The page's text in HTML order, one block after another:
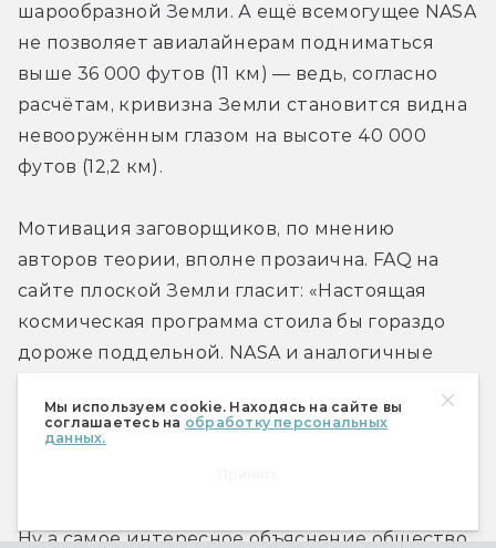
Мы используем cookie. Находясь на сайте вы
соглашаетесь на обработку персональных
данных.
шарообразной Земли. А ещё всемогущее NASA
не позволяет авиалайнерам подниматься
выше 36 000 футов (11 км) — ведь, согласно
расчётам, кривизна Земли становится видна
невооружённым глазом на высоте 40 000
футов (12,2 км).
Мотивация заговорщиков, по мнению
авторов теории, вполне прозаична. FAQ на
сайте плоской Земли гласит: «Настоящая
космическая программа стоила бы гораздо
дороже поддельной. NASA и аналогичные
выделяемых на освоение космоса». Вопрос,
насколько дорого манипулировать всеми
Ну а самое интересное объяснение общество